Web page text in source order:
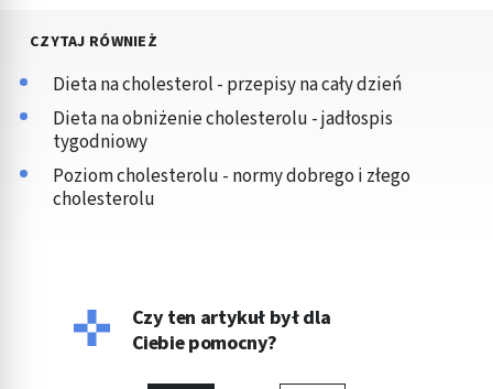
CZYTAJ RÓWNIEŻ
Dieta na cholesterol - przepisy na cały dzień
Dieta na obniżenie cholesterolu - jadłospis
tygodniowy
Poziom cholesterolu - normy dobrego i złego
cholesterolu
Czy ten artykuł był dla
Ciebie pomocny?